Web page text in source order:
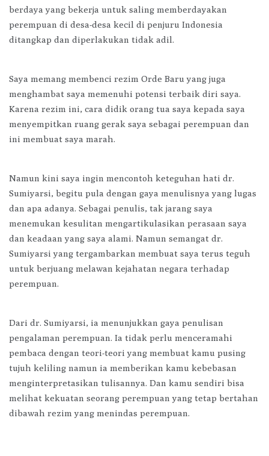
berdaya yang bekerja untuk saling memberdayakan
perempuan di desa-desa kecil di penjuru Indonesia
ditangkap dan diperlakukan tidak adil.
Saya memang membenci rezim Orde Baru yang juga
menghambat saya memenuhi potensi terbaik diri saya.
Karena rezim ini, cara didik orang tua saya kepada saya
menyempitkan ruang gerak saya sebagai perempuan dan
ini membuat saya marah.
Namun kini saya ingin mencontoh keteguhan hati dr.
Sumiyarsi, begitu pula dengan gaya menulisnya yang lugas
dan apa adanya. Sebagai penulis, tak jarang saya
menemukan kesulitan mengartikulasikan perasaan saya
dan keadaan yang saya alami. Namun semangat dr.
Sumiyarsi yang tergambarkan membuat saya terus teguh
untuk berjuang melawan kejahatan negara terhadap
perempuan.
Dari dr. Sumiyarsi, ia menunjukkan gaya penulisan
pengalaman perempuan. Ia tidak perlu menceramahi
pembaca dengan teori-teori yang membuat kamu pusing
tujuh keliling namun ia memberikan kamu kebebasan
menginterpretasikan tulisannya. Dan kamu sendiri bisa
melihat kekuatan seorang perempuan yang tetap bertahan
dibawah rezim yang menindas perempuan.